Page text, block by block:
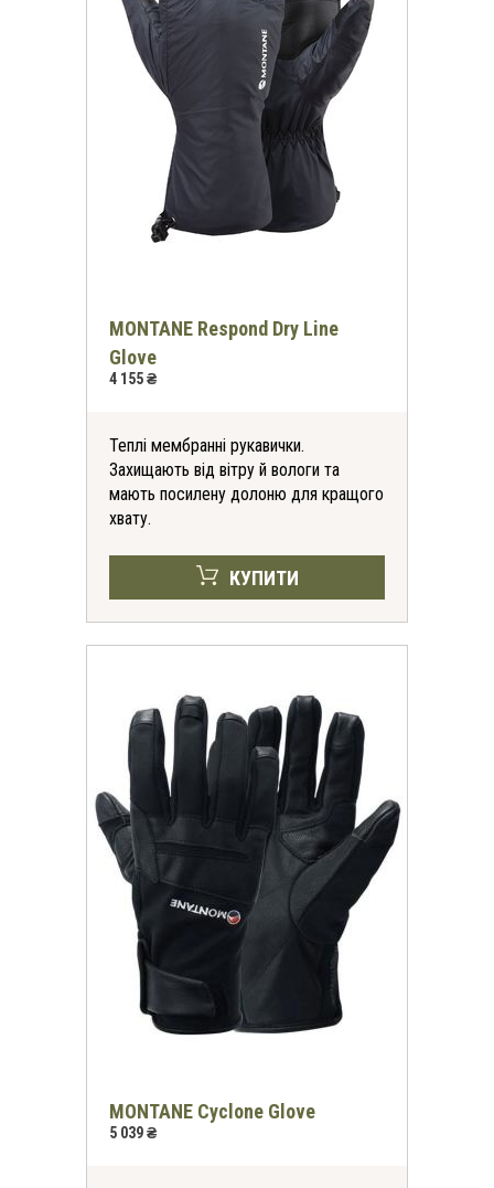
MONTANE Respond Dry Line
Glove
4 155 ₴
Теплі мембранні рукавички.
Захищають від вітру й вологи та
мають посилену долоню для кращого
хвату.
КУПИТИ
MONTANE Cyclone Glove
5 039 ₴